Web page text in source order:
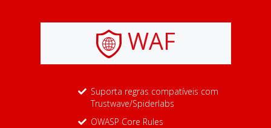
WAF
Suporta regras compatíveis com
Trustwave/Spiderlabs
OWASP Core Rules